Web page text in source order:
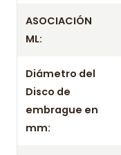
ASOCIACIÓN
ML:
Diámetro del
Disco de
embrague en
mm: